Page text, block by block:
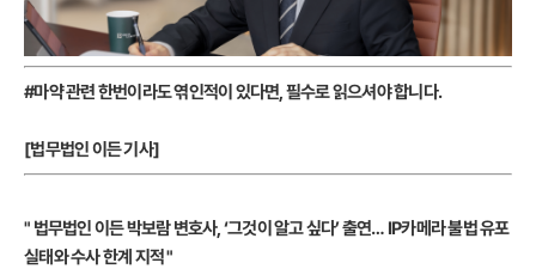
#마약 관련 한번이라도 엮인적이 있다면, 필수로 읽으셔야 합니다.
[법무법인 이든 기사]
" 법무법인 이든 박보람 변호사, ‘그것이 알고 싶다’ 출연… IP카메라 불법 유포
실태와 수사 한계 지적 "